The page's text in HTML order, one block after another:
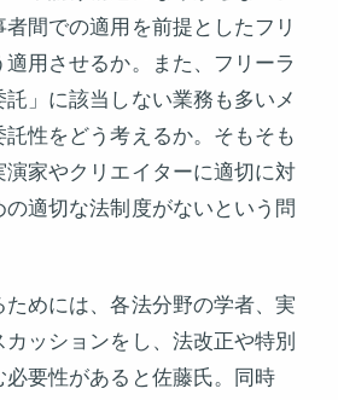
間での適用を前提としたフリ
用させるか。また、フリーラ
」に該当しない業務も多いメ
性をどう考えるか。そもそも
家やクリエイターに適切に対
適切な法制度がないという問
めには、各法分野の学者、実
ッションをし、法改正や特別
要性があると佐藤氏。同時